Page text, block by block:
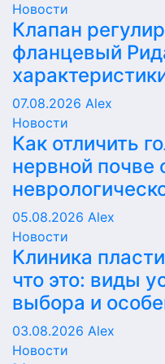
Новости
Клапан
фланцевый
07.08.2026 Alex
Новости
Как отличить
нервной почве
05.08.2026 Alex
Новости
Клиника
что это: виды
выбора и
03.08.2026 Alex
Новости